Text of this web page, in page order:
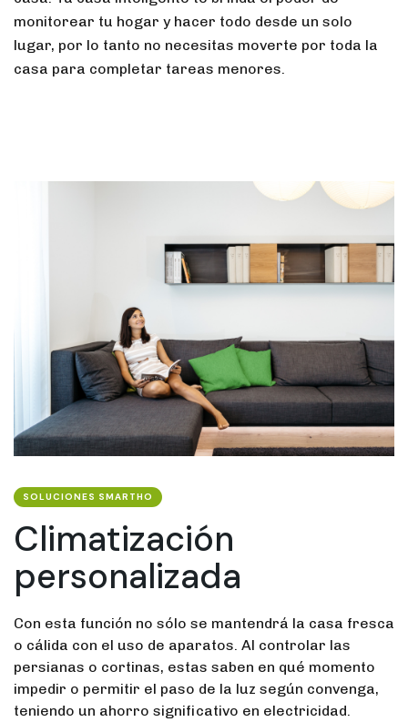
monitorear tu hogar y hacer todo desde un solo
lugar, por lo tanto no necesitas moverte por toda la
casa para completar tareas menores.
SOLUCIONES SMARTHO
Climatización
personalizada
Con esta función no sólo se mantendrá la casa fresca
o cálida con el uso de aparatos. Al controlar las
persianas o cortinas, estas saben en qué momento
impedir o permitir el paso de la luz según convenga,
teniendo un ahorro significativo en electricidad.